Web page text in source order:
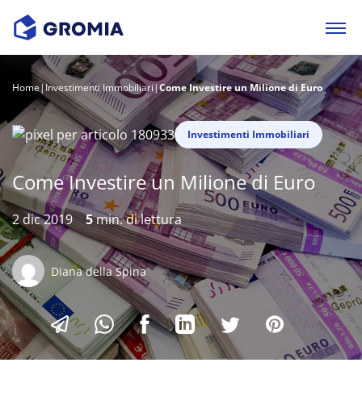
Home|Investimenti Immobiliari|Come Investire un Milione di Euro
Investimenti Immobiliari
Come Investire un Milione di Euro
2 dic 2019 5min. di lettura
Diana della Spina